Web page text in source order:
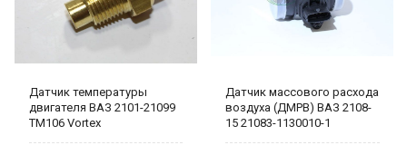
Датчик температуры
двигателя ВАЗ 2101-21099
ТМ106 Vortex
Датчик массового расхода
воздуха (ДМРВ) ВАЗ 2108-
15 21083-1130010-1